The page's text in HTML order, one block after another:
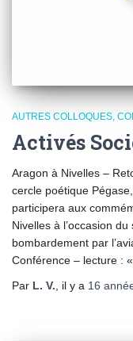
AUTRES COLLOQUES,
Activés
Aragon à Nivelles –
cercle poétique
participera aux
Nivelles à l’occasion
bombardement par
Conférence – lecture : «
Par L. V. , il y a 16